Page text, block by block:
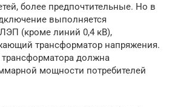
более предпочтительные. Но в
выполняется
(кроме линий 0,4 кВ),
трансформатор напряжения.
должна
мощности потребителей